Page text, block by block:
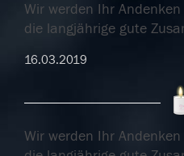
Wir werden Ihr
die langjährige gute
16.03.2019
Wir werden Ihr